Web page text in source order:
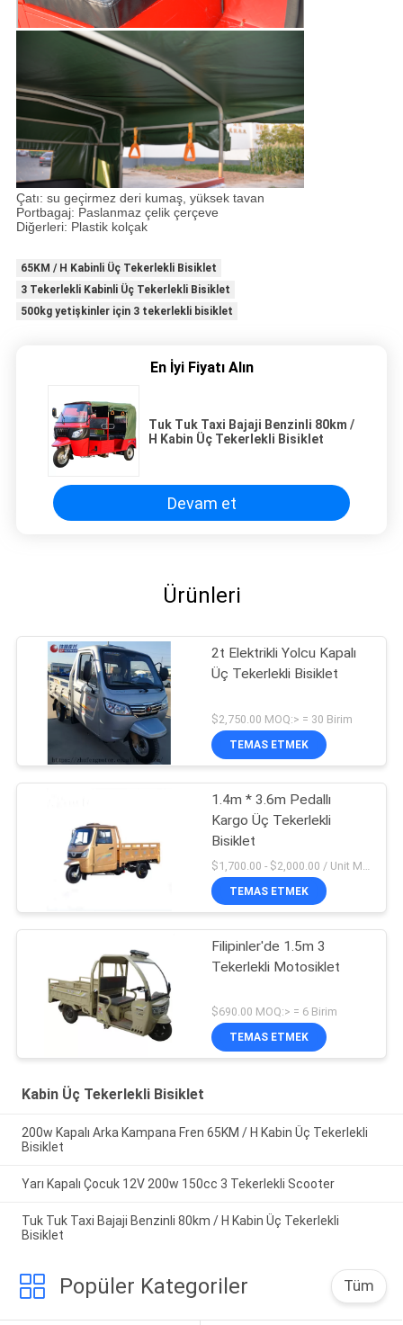
Çatı: su geçirmez deri kumaş, yüksek tavan
Portbagaj: Paslanmaz çelik çerçeve
Diğerleri: Plastik kolçak
65KM / H Kabinli Üç Tekerlekli Bisiklet
3 Tekerlekli Kabinli Üç Tekerlekli Bisiklet
500kg yetişkinler için 3 tekerlekli bisiklet
En İyi Fiyatı Alın
Tuk Tuk Taxi Bajaji Benzinli 80km /
H Kabin Üç Tekerlekli Bisiklet
Devam et
Ürünleri
2t Elektrikli Yolcu Kapalı
Üç Tekerlekli Bisiklet
$2,750.00 MOQ:> = 30 Birim
TEMAS ETMEK
1.4m * 3.6m Pedallı
Kargo Üç Tekerlekli
Bisiklet
TEMAS ETMEK
Filipinler'de 1.5m 3
Tekerlekli Motosiklet
$690.00 MOQ:> = 6 Birim
TEMAS ETMEK
Kabin Üç Tekerlekli Bisiklet
200w Kapalı Arka Kampana Fren 65KM / H Kabin Üç Tekerlekli
Bisiklet
Yarı Kapalı Çocuk 12V 200w 150cc 3 Tekerlekli Scooter
Tuk Tuk Taxi Bajaji Benzinli 80km / H Kabin Üç Tekerlekli
Bisiklet
Popüler Kategoriler Tüm